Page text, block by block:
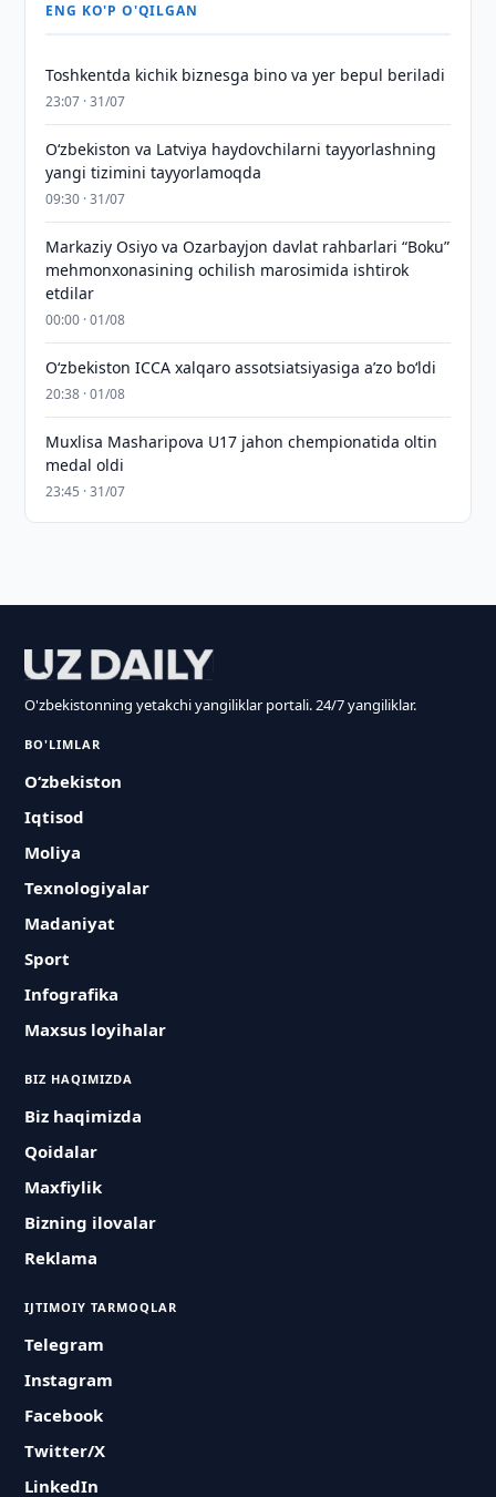
ENG KO'P O'QILGAN
Toshkentda kichik biznesga bino va yer bepul beriladi
23:07 · 31/07
Oʻzbekiston va Latviya haydovchilarni tayyorlashning
yangi tizimini tayyorlamoqda
09:30 · 31/07
Markaziy Osiyo va Ozarbayjon davlat rahbarlari “Boku”
mehmonxonasining ochilish marosimida ishtirok
etdilar
00:00 · 01/08
O‘zbekiston ICCA xalqaro assotsiatsiyasiga aʼzo bo‘ldi
20:38 · 01/08
Muxlisa Masharipova U17 jahon chempionatida oltin
medal oldi
23:45 · 31/07
O'zbekistonning yetakchi yangiliklar portali. 24/7 yangiliklar.
BO'LIMLAR
O‘zbekiston
Iqtisod
Moliya
Texnologiyalar
Madaniyat
Sport
Infografika
Maxsus loyihalar
BIZ HAQIMIZDA
Biz haqimizda
Qoidalar
Maxfiylik
Bizning ilovalar
Reklama
IJTIMOIY TARMOQLAR
Telegram
Instagram
Facebook
Twitter/X
LinkedIn